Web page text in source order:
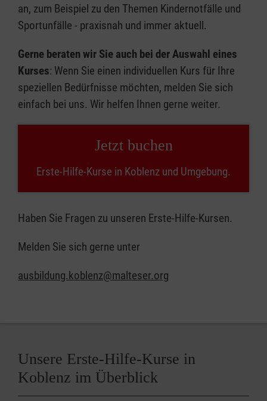
an, zum Beispiel zu den Themen Kindernotfälle und
Sportunfälle - praxisnah und immer aktuell.
Gerne beraten wir Sie auch bei der Auswahl eines
Kurses: Wenn Sie einen individuellen Kurs für Ihre
speziellen Bedürfnisse möchten, melden Sie sich
einfach bei uns. Wir helfen Ihnen gerne weiter.
Jetzt buchen
Erste-Hilfe-Kurse in Koblenz und Umgebung.
Haben Sie Fragen zu unseren Erste-Hilfe-Kursen.
Melden Sie sich gerne unter
ausbildung.koblenz@malteser.org
Unsere Erste-Hilfe-Kurse in
Koblenz im Überblick